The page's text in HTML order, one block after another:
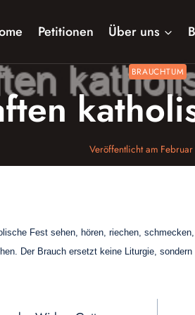
Petitionen Über uns
BRAUCHTUM
Veröffentlicht am
Fest sehen, hören, riechen,
Der Brauch ersetzt keine Liturgie,